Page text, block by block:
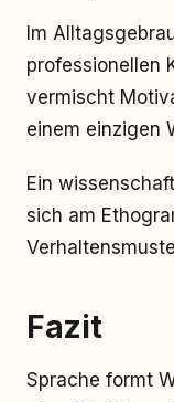
Im
professionellen
vermischt
einem einzigen
Ein
sich am
Fazit
Sprache formt